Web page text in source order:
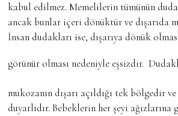
kabul edilmez. Memelilerin tümünün
ancak bunlar içeri dönüktür ve dışarıda
İnsan dudakları ise, dışarıya dönük
görünür olması nedeniyle eşsizdir.
mukozanın dışarı açıldığı tek bölgedir
duyarlıdır. Bebeklerin her şeyi ağızlarına